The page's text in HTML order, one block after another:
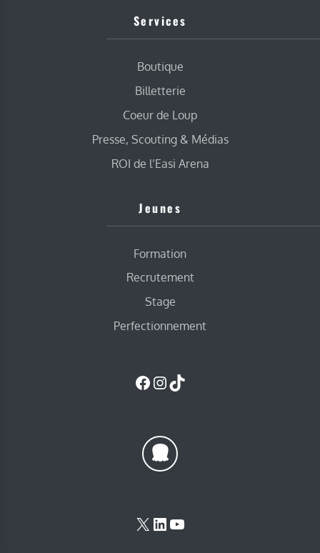
Services
Boutique
Billetterie
Coeur de Loup
Presse, Scouting & Médias
ROI de l’Easi Arena
Jeunes
Formation
Recrutement
Stage
Perfectionnement
Facebook
Instagram
TikTok
X LinkedIn
YouTube